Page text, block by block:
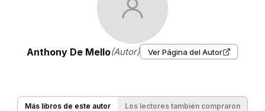
Anthony De Mello(Autor) Ver Página del Autor
Más libros de este autor Los lectores también compraron